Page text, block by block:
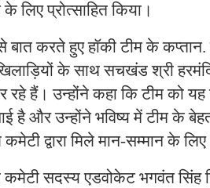
लिए प्रोत्साहित किया।
बात करते हुए हॉकी टीम के
के साथ सचखंड श्री
हैं। उन्होंने कहा कि टीम को यह
है और उन्होंने भविष्य में टीम के
कमेटी द्वारा मिले मान-सम्मान के
कमेटी सदस्य एडवोकेट भगवंत सिंह